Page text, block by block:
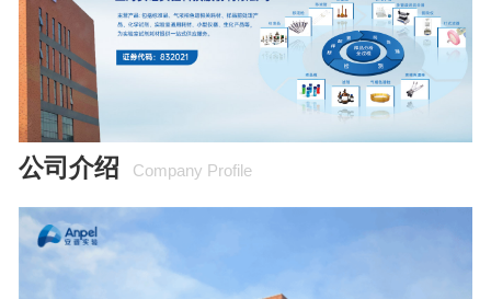
公司介绍 Company Profile